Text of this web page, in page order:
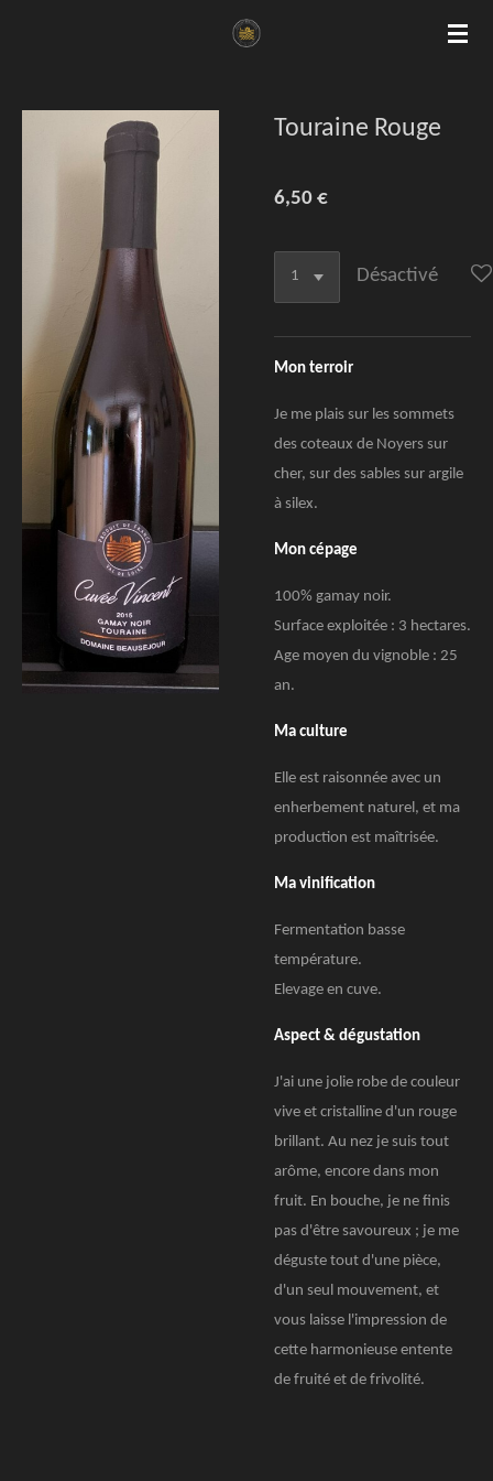
principal
Touraine Rouge
6,50 €
Désactivé
Mon terroir
Je me plais sur les sommets
des coteaux de Noyers sur
cher, sur des sables sur argile
à silex.
Mon cépage
100% gamay noir.
Surface exploitée : 3 hectares.
Age moyen du vignoble : 25
an.
Ma culture
Elle est raisonnée avec un
enherbement naturel, et ma
production est maîtrisée.
Ma vinification
Fermentation basse
température.
Elevage en cuve.
Aspect & dégustation
J'ai une jolie robe de couleur
vive et cristalline d'un rouge
brillant. Au nez je suis tout
arôme, encore dans mon
fruit. En bouche, je ne finis
pas d'être savoureux ; je me
déguste tout d'une pièce,
d'un seul mouvement, et
vous laisse l'impression de
cette harmonieuse entente
de fruité et de frivolité.